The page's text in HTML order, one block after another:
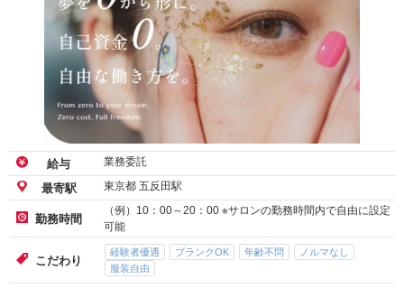
給与 業務委託
最寄駅 東京都 五反田駅
勤務時間
（例）10：00～20：00 ※サロンの勤務時間内で自由に設定
可能
こだわり
経験者優遇 ブランクOK 年齢不問
ノルマなし
服装自由